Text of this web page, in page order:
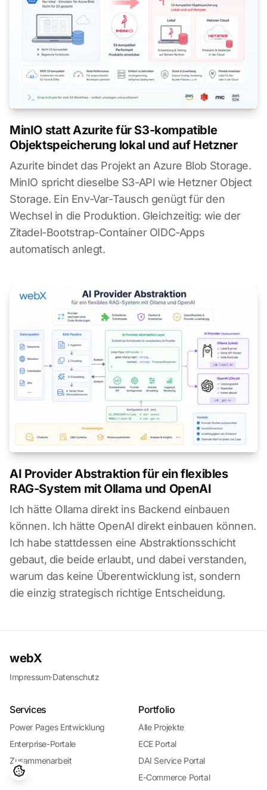
MinIO statt Azurite für S3-kompatible
Objektspeicherung lokal und auf Hetzner
Azurite bindet das Projekt an Azure Blob Storage.
MinIO spricht dieselbe S3-API wie Hetzner Object
Storage. Ein Env-Var-Tausch genügt für den
Wechsel in die Produktion. Gleichzeitig: wie der
Zitadel-Bootstrap-Container OIDC-Apps
automatisch anlegt.
AI Provider Abstraktion für ein flexibles
RAG-System mit Ollama und OpenAI
Ich hätte Ollama direkt ins Backend einbauen
können. Ich hätte OpenAI direkt einbauen können.
Ich habe stattdessen eine Abstraktionsschicht
gebaut, die beide erlaubt, und dabei verstanden,
warum das keine Überentwicklung ist, sondern
die einzig strategisch richtige Entscheidung.
webX
Impressum·Datenschutz
Services
Power Pages Entwicklung
Enterprise-Portale
Zusammenarbeit
Portfolio
Alle Projekte
ECE Portal
DAI Service Portal
E-Commerce Portal